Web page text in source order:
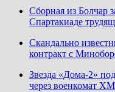
Сборная из Болчар
Спартакиаде
Скандально
контракт с
Звезда «Дома-2»
через военкомат